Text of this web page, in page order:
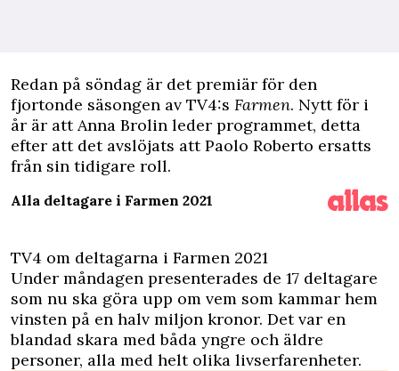
Redan på söndag är det premiär för den
fjortonde säsongen av TV4:s Farmen. Nytt för i
år är att Anna Brolin leder programmet, detta
efter att det avslöjats att Paolo Roberto ersatts
från sin tidigare roll.
Alla deltagare i Farmen 2021
TV4 om deltagarna i Farmen 2021
Under måndagen presenterades de 17 deltagare
som nu ska göra upp om vem som kammar hem
vinsten på en halv miljon kronor. Det var en
blandad skara med båda yngre och äldre
personer, alla med helt olika livserfarenheter.